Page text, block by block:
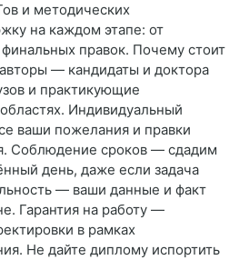
и методических
на каждом этапе: от
правок. Почему стоит
— кандидаты и доктора
и практикующие
Индивидуальный
ваши пожелания и правки
Соблюдение сроков — сдадим
день, даже если задача
— ваши данные и факт
Гарантия на работу —
в рамках
Не дайте диплому испортить